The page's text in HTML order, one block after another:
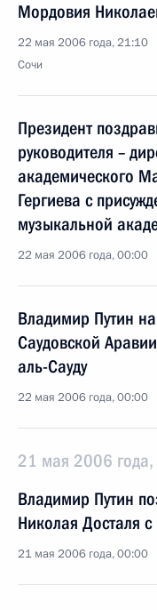
Мордовия
22 мая 2006 года, 21:10
Сочи
Президент
руководителя –
академического
Гергиева с
музыкальной
22 мая 2006 года, 00:00
Владимир Путин
Саудовской
аль-Сауду
22 мая 2006 года, 00:00
21 мая 2006 года,
Владимир Путин
Николая Досталя
21 мая 2006 года, 00:00